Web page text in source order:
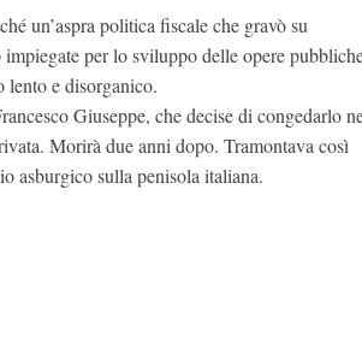
un’aspra politica fiscale che gravò su
per lo sviluppo delle opere
lento e disorganico.
Giuseppe, che decise di congedarlo
Morirà due anni dopo. Tramontava così
asburgico sulla penisola italiana.